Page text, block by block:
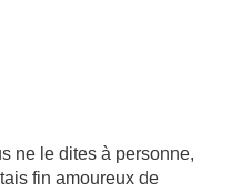
ne le dites à personne,
fin amoureux de